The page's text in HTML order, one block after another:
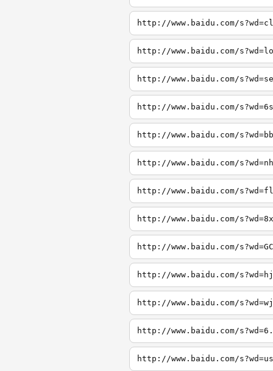
http://www.baidu.com/
http://www.baidu.com/
http://www.baidu.com/
http://www.baidu.com/
http://www.baidu.com/
http://www.baidu.com/
http://www.baidu.com/
http://www.baidu.com/
http://www.baidu.com/
http://www.baidu.com/
http://www.baidu.com/
http://www.baidu.com/
http://www.baidu.com/